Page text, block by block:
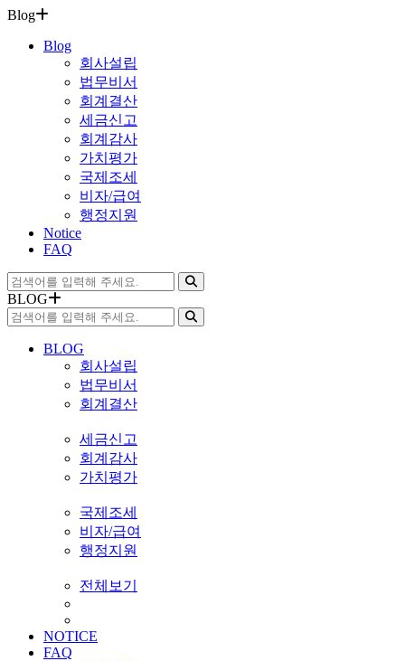
Blog
Blog
회사설립
법무비서
회계결산
세금신고
회계감사
가치평가
국제조세
비자/급여
행정지원
Notice
FAQ
BLOG
BLOG
회사설립
법무비서
회계결산
세금신고
회계감사
가치평가
국제조세
비자/급여
행정지원
전체보기
NOTICE
FAQ